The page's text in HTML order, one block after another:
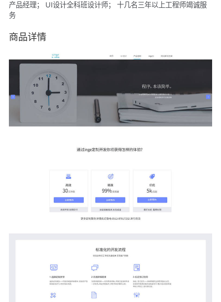
产品经理； UI设计全科班设计师； 十几名三年以上工程师竭诚服
务
商品详情